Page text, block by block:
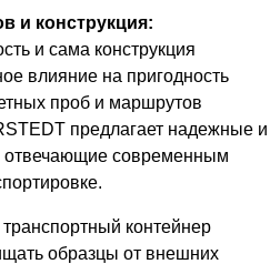
и конструкция:
и сама конструкция
влияние на пригодность
проб и маршрутов
предлагает надежные и
современным
транспортный контейнер
образцы от внешних